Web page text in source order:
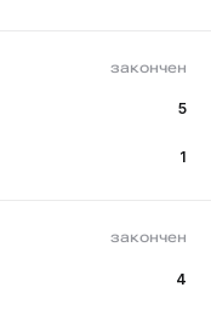
закончен
5
1
закончен
4